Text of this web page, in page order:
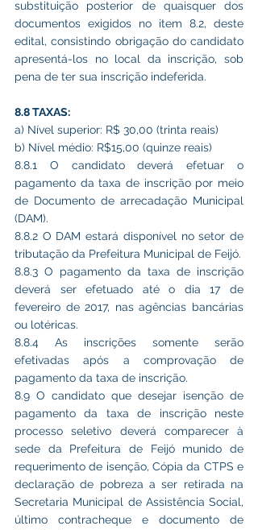
substituição posterior de quaisquer dos
documentos exigidos no item 8.2, deste
edital, consistindo obrigação do candidato
apresentá-los no local da inscrição, sob
pena de ter sua inscrição indeferida.
8.8 TAXAS:
a) Nível superior: R$ 30,00 (trinta reais)
b) Nível médio: R$15,00 (quinze reais)
8.8.1 O candidato deverá efetuar o
pagamento da taxa de inscrição por meio
de Documento de arrecadação Municipal
(DAM).
8.8.2 O DAM estará disponível no setor de
tributação da Prefeitura Municipal de Feijó.
8.8.3 O pagamento da taxa de inscrição
deverá ser efetuado até o dia 17 de
fevereiro de 2017, nas agências bancárias
ou lotéricas.
8.8.4 As inscrições somente serão
efetivadas após a comprovação de
pagamento da taxa de inscrição.
8.9 O candidato que desejar isenção de
pagamento da taxa de inscrição neste
processo seletivo deverá comparecer à
sede da Prefeitura de Feijó munido de
requerimento de isenção, Cópia da CTPS e
declaração de pobreza a ser retirada na
Secretaria Municipal de Assistência Social,
último contracheque e documento de